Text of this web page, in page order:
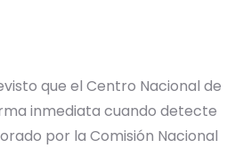
que el Centro Nacional de
inmediata cuando detecte
por la Comisión Nacional